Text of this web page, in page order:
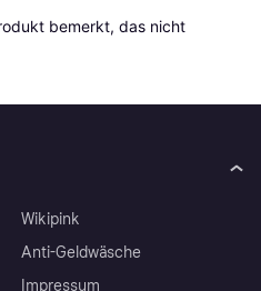
bemerkt, das nicht
Wikipink
Anti-Geldwäsche
Impressum